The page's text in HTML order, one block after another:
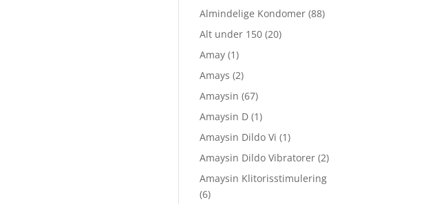
Almindelige Kondomer (88)
Alt under 150 (20)
Amay (1)
Amays (2)
Amaysin (67)
Amaysin D (1)
Amaysin Dildo Vi (1)
Amaysin Dildo Vibratorer (2)
Amaysin Klitorisstimulering
(6)